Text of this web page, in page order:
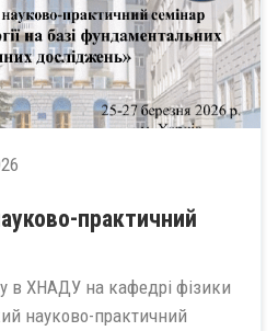
практичний
в ХНАДУ на кафедрі фізики
науково-практичний